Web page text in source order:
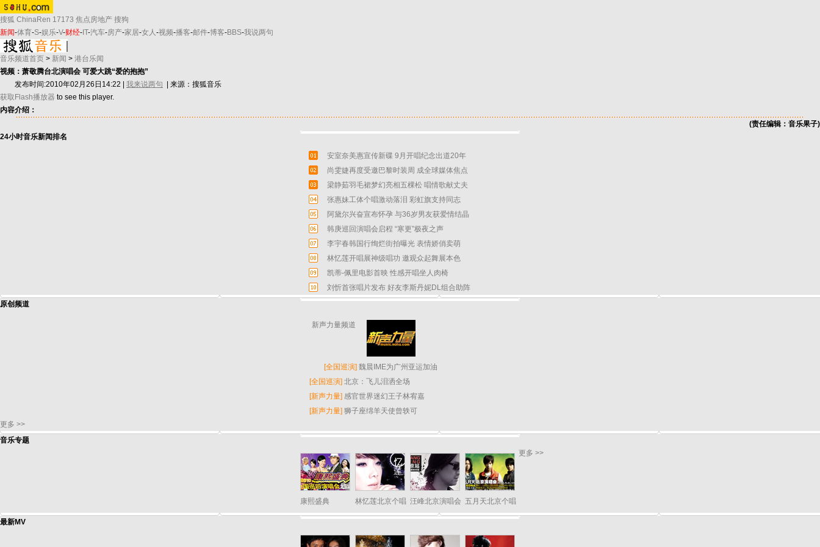
搜狐 ChinaRen 17173 焦点房地产 搜狗
新闻-体育-S-娱乐-V-财经- IT-汽车-房产-家居-女人-视频-播客-邮件-博客-BBS-我说两句
音乐频道首页 > 新闻 > 港台乐闻
视频：萧敬腾台北演唱会 可爱大跳“爱的抱抱”
发布时间:2010年02月26日14:22 | 我来说两句
| 来源：搜狐音乐
获取Flash播放器 to see this player.
内容介绍：
(责任编辑：音乐果子)
24小时音乐新闻排名
安室奈美惠宣传新碟 9月开唱纪念出道20年
尚雯婕再度受邀巴黎时装周 成全球媒体焦点
梁静茹羽毛裙梦幻亮相五棵松 唱情歌献丈夫
张惠妹工体个唱激动落泪 彩虹旗支持同志
阿黛尔兴奋宣布怀孕 与36岁男友获爱情结晶
韩庚巡回演唱会启程 “寒更”极夜之声
李宇春韩国行绚烂街拍曝光 表情娇俏卖萌
林忆莲开唱展神级唱功 邀观众起舞展本色
凯蒂-佩里电影首映 性感开唱坐人肉椅
刘忻首张唱片发布 好友李斯丹妮DL组合助阵
原创频道
新声力量频道
[全国巡演] 魏晨IME为广州亚运加油
[全国巡演] 北京：飞儿泪洒全场
[新声力量] 感官世界迷幻王子林宥嘉
[新声力量] 狮子座绵羊天使曾轶可
更多 >>
音乐专题
康熙盛典 林忆莲北京个唱 汪峰北京演唱会 五月天北京个唱
更多 >>
最新MV